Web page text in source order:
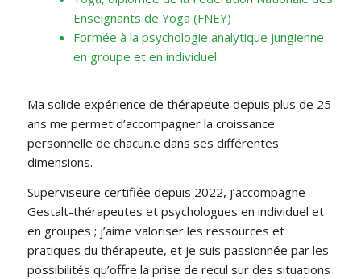
Enseignants de Yoga (FNEY)
Formée à la psychologie analytique jungienne
en groupe et en individuel
Ma solide expérience de thérapeute depuis plus de 25
ans me permet d’accompagner la croissance
personnelle de chacun.e dans ses différentes
dimensions.
Superviseure certifiée depuis 2022, j’accompagne
Gestalt-thérapeutes et psychologues en individuel et
en groupes ; j’aime valoriser les ressources et
pratiques du thérapeute, et je suis passionnée par les
possibilités qu’offre la prise de recul sur des situations